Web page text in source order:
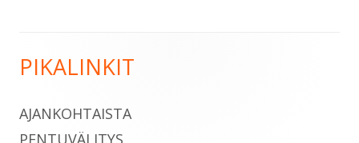
Sivupalkki
PIKALINKIT
AJANKOHTAISTA
PENTUVÄLITYS